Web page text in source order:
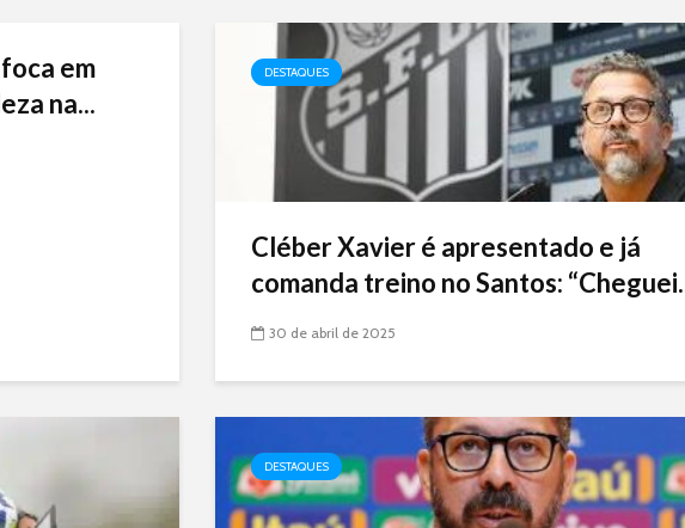
em
na...
DESTAQUES
Cléber Xavier é apresentado e já
comanda treino no Santos:
30 de abril de 2025
DESTAQUES